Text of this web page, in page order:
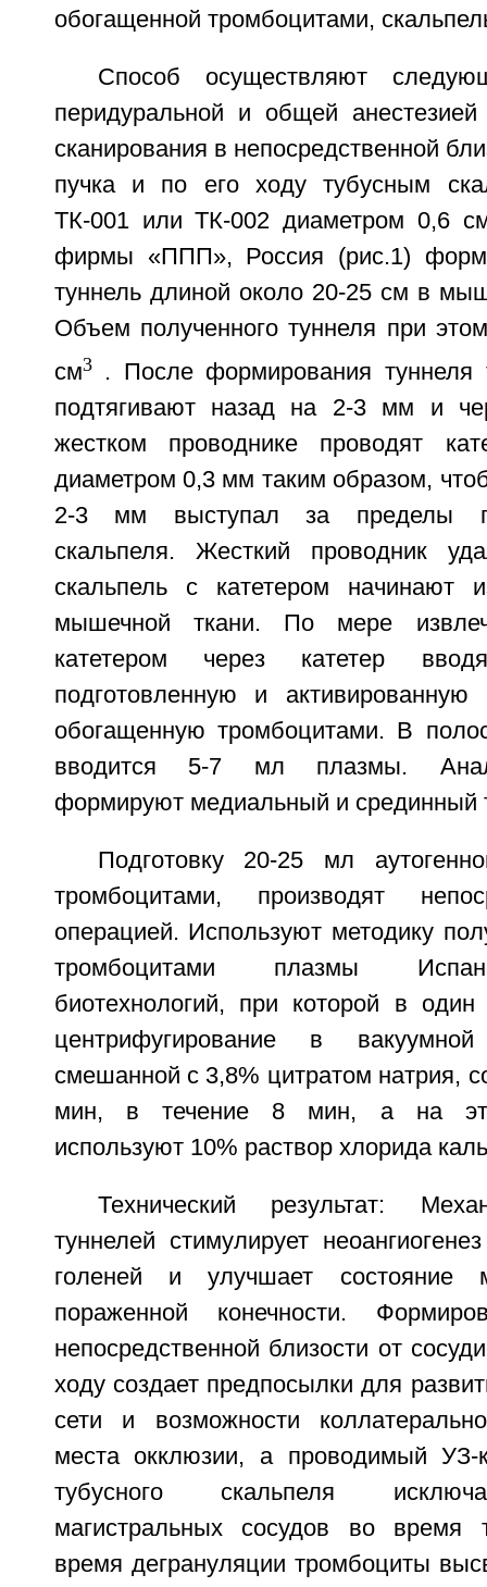
обогащенной тромбоцитами,
Способ осуществляют
перидуральной и общей
сканирования в непосредственной
пучка и по его ходу тубусным
ТК-001 или ТК-002 диаметром 0,6
фирмы «ППП», Россия (рис.1)
туннель длиной около 20-25 см в
Объем полученного туннеля при
см3. После формирования туннеля
подтягивают назад на 2-3 мм и
жестком проводнике проводят
диаметром 0,3 мм таким образом,
2-3 мм выступал за пределы
скальпеля. Жесткий проводник
скальпель с катетером начинают
мышечной ткани. По мере
катетером через катетер
подготовленную и активированную
обогащенную тромбоцитами. В
вводится 5-7 мл плазмы.
формируют медиальный и срединный
Подготовку 20-25 мл
тромбоцитами, производят
операцией. Используют методику
тромбоцитами плазмы
биотехнологий, при которой в
центрифугирование в
смешанной с 3,8% цитратом натрия,
мин, в течение 8 мин, а на
используют 10% раствор хлорида
Технический результат:
туннелей стимулирует
голеней и улучшает состояние
пораженной конечности.
непосредственной близости от
ходу создает предпосылки для
сети и возможности
места окклюзии, а проводимый УЗ-
тубусного скальпеля
магистральных сосудов во время
время дегрануляции тромбоциты